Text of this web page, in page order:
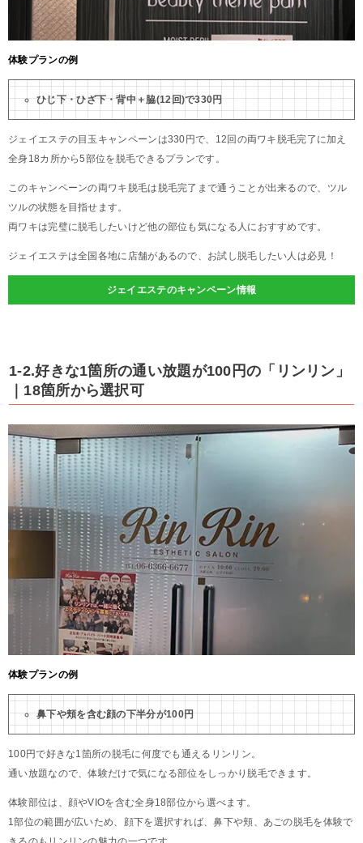
体験プランの例
ひじ下・ひざ下・背中＋脇(12回)で330円
ジェイエステの目玉キャンペーンは330円で、12回の両ワキ脱毛完了に加え
全身18カ所から5部位を脱毛できるプランです。
このキャンペーンの両ワキ脱毛は脱毛完了まで通うことが出来るので、ツル
ツルの状態を目指せます。
両ワキは完璧に脱毛したいけど他の部位も気になる人におすすめです。
ジェイエステは全国各地に店舗があるので、お試し脱毛したい人は必見！
ジェイエステのキャンペーン情報
1-2.好きな1箇所の通い放題が100円の「リンリン」
｜18箇所から選択可
体験プランの例
鼻下や頬を含む顔の下半分が100円
100円で好きな1箇所の脱毛に何度でも通えるリンリン。
通い放題なので、体験だけで気になる部位をしっかり脱毛できます。
体験部位は、顔やVIOを含む全身18部位から選べます。
1部位の範囲が広いため、顔下を選択すれば、鼻下や頬、あごの脱毛を体験で